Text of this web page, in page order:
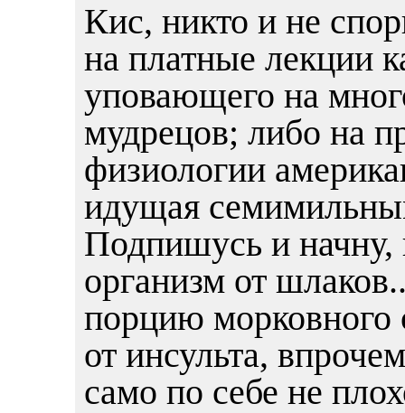
Кис, никто и не
на платные лекции
уповающего на
мудрецов; либо на
физиологии
идущая
Подпишусь и начну,
организм от
порцию морковного
от инсульта,
само по себе не